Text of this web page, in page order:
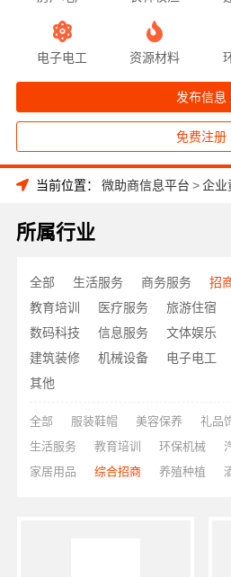
电子电工 资源材料
发布信息
免费注册
当前位置： 微助商信息平台 >企业
所属行业
全部 生活服务 商务服务 招
教育培训
医疗服务 旅游住宿
数码科技
信息服务 文体娱乐
建筑装修
机械设备 电子电工
其他
全部 服装鞋帽 美容保养 礼品
生活服务
教育培训 环保机械
家居用品
综合招商 养殖种植